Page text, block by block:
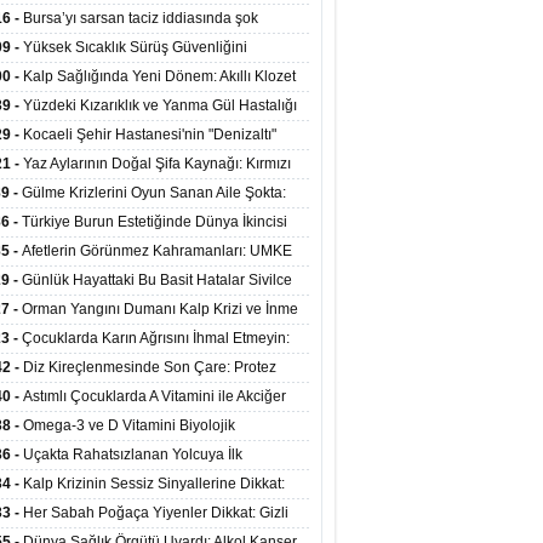
Merkezlerinde Uzaktan Sağlık Hizmeti
- Bursa’yı sarsan taciz iddiasında şok
- Yüksek Sıcaklık Sürüş Güvenliğini
40 Derecede Güvenli Sürüş Süresi 53
İniyor
- Kalp Sağlığında Yeni Dönem: Akıllı Klozet
30 Saniyede Ritim Bozukluğunu Tespit
- Yüzdeki Kızarıklık ve Yanma Gül Hastalığı
Belirtisi Olabilir
- Kocaeli Şehir Hastanesi'nin "Denizaltı"
Ünitesi Hastalara Umut Oluyor
- Yaz Aylarının Doğal Şifa Kaynağı: Kırmızı
Bağışıklığı ve Kalbi Koruyor
- Gülme Krizlerini Oyun Sanan Aile Şokta:
Çocuk 8 Kez Felç Geçirdi
- Türkiye Burun Estetiğinde Dünya İkincisi
- Afetlerin Görünmez Kahramanları: UMKE
Görev Başında
- Günlük Hayattaki Bu Basit Hatalar Sivilce
Tetikliyor
- Orman Yangını Dumanı Kalp Krizi ve İnme
Artırıyor
- Çocuklarda Karın Ağrısını İhmal Etmeyin:
Habercisi Olabilir
- Diz Kireçlenmesinde Son Çare: Protez
İle Yaşam Kalitesi Artıyor
- Astımlı Çocuklarda A Vitamini ile Akciğer
Arasında Bağlantı Bulundu
- Omega-3 ve D Vitamini Biyolojik
Yavaşlatabilir
- Uçakta Rahatsızlanan Yolcuya İlk
Sağlık Bakanı Memişoğlu'ndan Geldi
- Kalp Krizinin Sessiz Sinyallerine Dikkat:
Göğüs Ağrısıyla Gelmiyor
- Her Sabah Poğaça Yiyenler Dikkat: Gizli